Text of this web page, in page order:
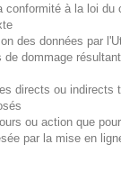
à la loi
des données par
dommage
directs ou
ou action que
par la mise en